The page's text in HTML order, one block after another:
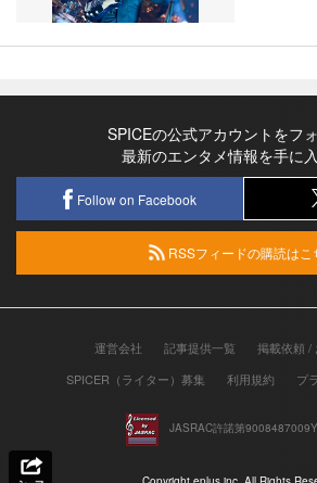
SPICEの公式アカウントをフ
最新のエンタメ情報を手に
Follow on Facebook
RSSフィードの購読はこ
運営会社 記事提供一覧
掲載依頼 /
SPICER（ライター）募集
利用規約 プ
JASRAC許諾第